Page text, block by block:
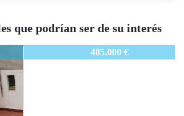
que podrían ser de su interés